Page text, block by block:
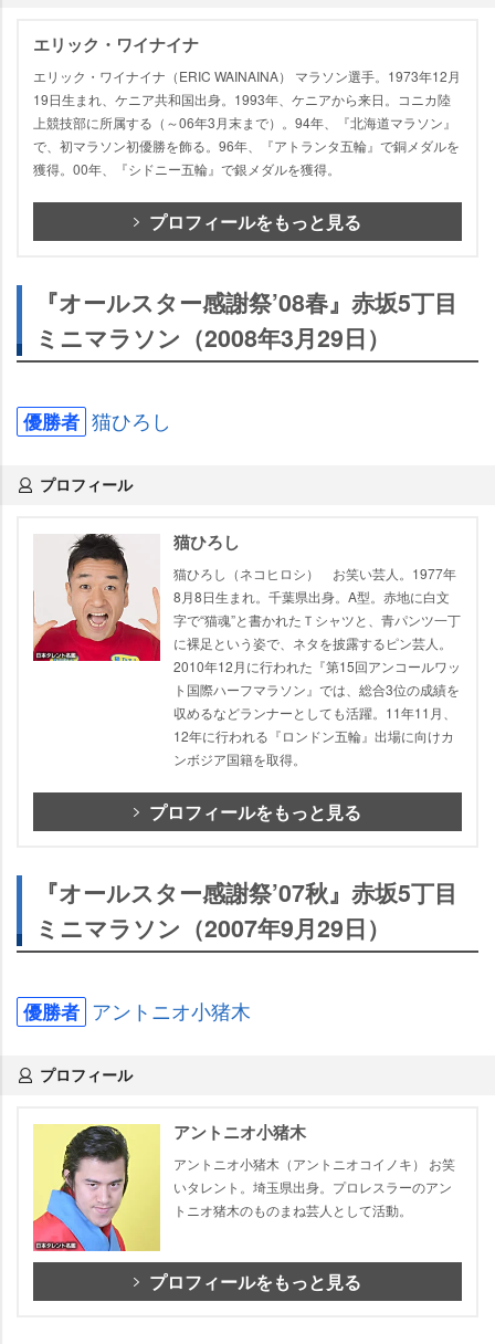
エリック・ワイナイナ
エリック・ワイナイナ（ERIC WAINAINA） マラソン選手。1973年12月
19日生まれ、ケニア共和国出身。1993年、ケニアから来日。コニカ陸
上競技部に所属する（～06年3月末まで）。94年、『北海道マラソン』
で、初マラソン初優勝を飾る。96年、『アトランタ五輪』で銅メダルを
獲得。00年、『シドニー五輪』で銀メダルを獲得。
プロフィールをもっと見る
『オールスター感謝祭’08春』赤坂5丁目
ミニマラソン（2008年3月29日）
優勝者 猫ひろし
プロフィール
猫ひろし
猫ひろし（ネコヒロシ） お笑い芸人。1977年
8月8日生まれ。千葉県出身。A型。赤地に白文
字で“猫魂”と書かれたＴシャツと、青パンツ一丁
に裸足という姿で、ネタを披露するピン芸人。
2010年12月に行われた『第15回アンコールワッ
ト国際ハーフマラソン』では、総合3位の成績を
収めるなどランナーとしても活躍。11年11月、
12年に行われる『ロンドン五輪』出場に向けカ
ンボジア国籍を取得。
プロフィールをもっと見る
『オールスター感謝祭’07秋』赤坂5丁目
ミニマラソン（2007年9月29日）
優勝者 アントニオ小猪木
プロフィール
アントニオ小猪木
アントニオ小猪木（アントニオコイノキ） お笑
いタレント。埼玉県出身。プロレスラーのアン
トニオ猪木のものまね芸人として活動。
プロフィールをもっと見る